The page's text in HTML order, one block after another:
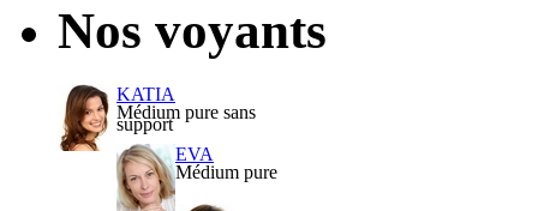
Nos voyants
KATIA
Médium pure sans
support
EVA
Médium pure